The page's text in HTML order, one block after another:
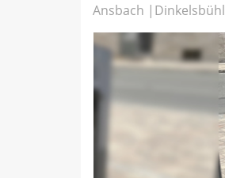
Ansbach Dinkelsbühl